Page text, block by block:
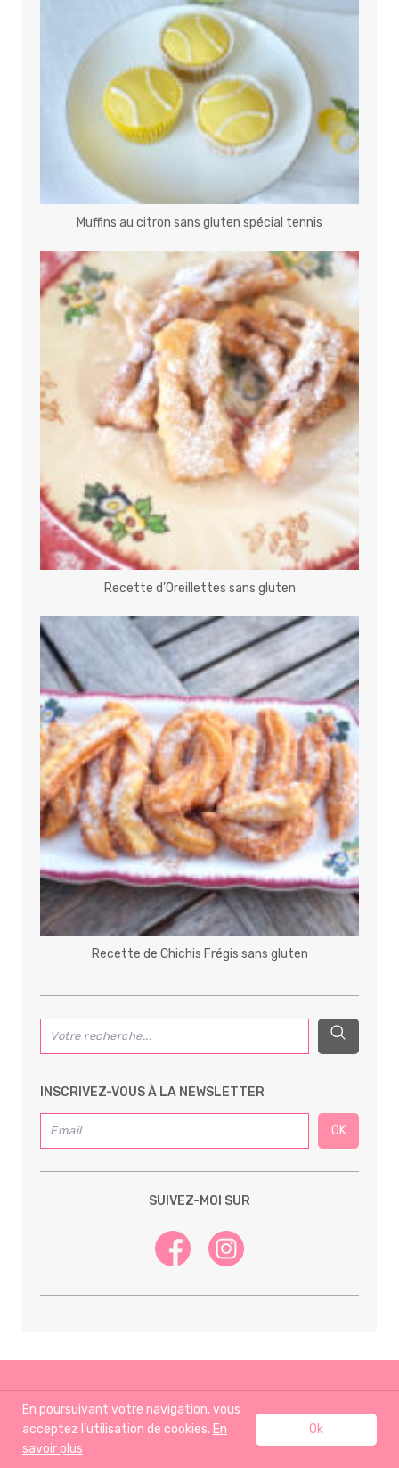
Muffins au citron sans gluten spécial tennis
Recette d’Oreillettes sans gluten
Recette de Chichis Frégis sans gluten
INSCRIVEZ-VOUS À LA NEWSLETTER
SUIVEZ-MOI SUR
En poursuivant votre navigation, vous
acceptez l’utilisation de cookies. En
savoir plus
Ok